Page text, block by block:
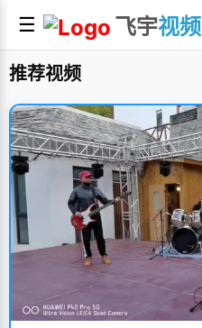
☰ 飞宇视频
推荐视频